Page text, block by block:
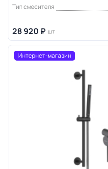
Тип смесителя
28 920 ₽ шт
Интернет-магазин